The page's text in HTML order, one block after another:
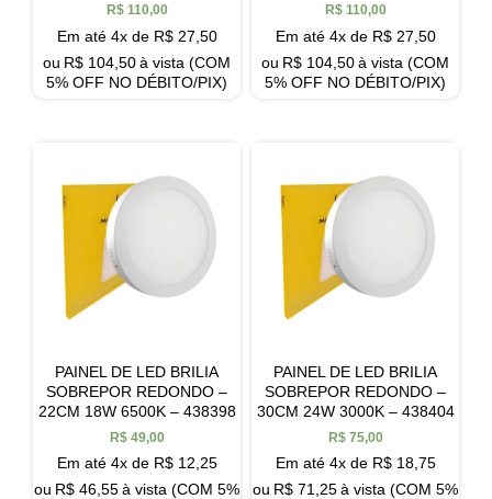
R$110,00
Em até 4x de R$27,50
ou R$ 104,50à vista (COM
5% OFF NO DÉBITO/PIX)
R$110,00
Em até 4x de R$27,50
ou R$ 104,50à vista (COM
5% OFF NO DÉBITO/PIX)
PAINEL DE LED BRILIA
SOBREPOR REDONDO –
22CM 18W 6500K – 438398
R$49,00
Em até 4x de R$12,25
ou R$ 46,55à vista (COM 5%
PAINEL DE LED BRILIA
SOBREPOR REDONDO –
30CM 24W 3000K – 438404
R$75,00
Em até 4x de R$18,75
ou R$ 71,25à vista (COM 5%